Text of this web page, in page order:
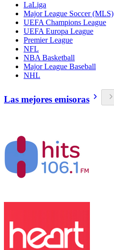
LaLiga
Major League Soccer (MLS)
UEFA Champions League
UEFA Europa League
Premier League
NFL
NBA Basketball
Major League Baseball
NHL
Las mejores emisoras